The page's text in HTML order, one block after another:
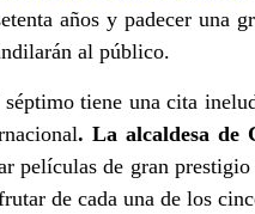
años y padecer una
al público.
tiene una cita
. La alcaldesa de
películas de gran
de cada una de los